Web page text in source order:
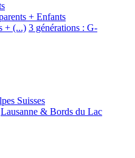
+ Enfants
+ (...) 3 générations : G-
Suisses
Lausanne & Bords du Lac